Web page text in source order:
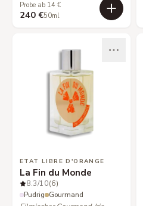
Probe ab 14 €
240 €50ml
ETAT LIBRE D'ORANGE
La Fin du Monde
8.3/10(6)
Pudrig Gourmand